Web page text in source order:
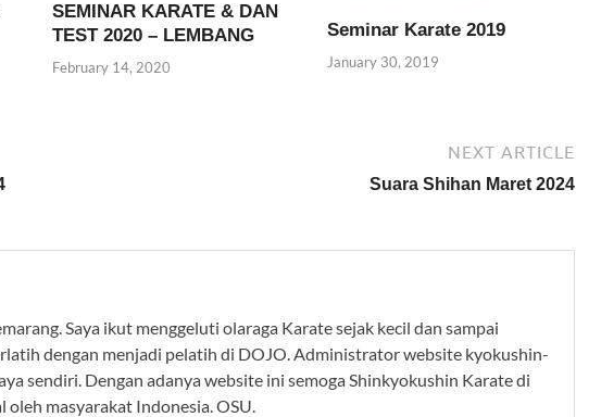
SEMINAR KARATE & DAN
TEST 2020 – LEMBANG
February 14, 2020
Seminar Karate 2019
January 30, 2019
NEXT ARTICLE
Suara Shihan Maret 2024
Saya ikut menggeluti olaraga Karate sejak kecil dan sampai
dengan menjadi pelatih di DOJO. Administrator website kyokushin-
sendiri. Dengan adanya website ini semoga Shinkyokushin Karate di
oleh masyarakat Indonesia. OSU.